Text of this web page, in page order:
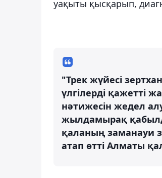
уақыты қысқарып,
"Трек жүйесі
үлгілерді қажетті
нәтижесін жедел
жылдамырақ
қаланың заманауи
атап өтті Алматы